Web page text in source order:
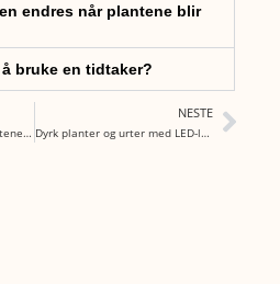
endres når plantene blir
bruke en tidtaker?
Slik overvintrer du chiliplantene dine
NESTE
Dyrk planter og urter med LED-lys: Den ultimate guiden